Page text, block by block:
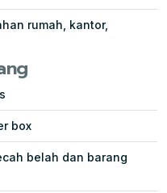
rumah, kantor,
box
belah dan barang